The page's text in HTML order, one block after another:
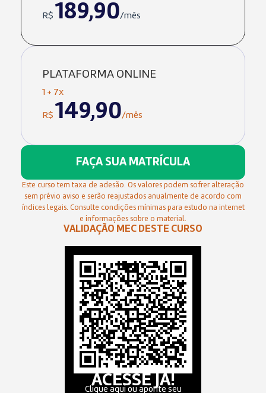
R$ 189,90/mês
PLATAFORMA ONLINE
1 + 7x
R$ 149,90/mês
FAÇA SUA MATRÍCULA
Este curso tem taxa de adesão. Os valores podem sofrer alteração
sem prévio aviso e serão reajustados anualmente de acordo com
índices legais. Consulte condições mínimas para estudo na internet
e informações sobre o material.
VALIDAÇÃO MEC DESTE CURSO
ACESSE JÁ!
Clique aqui ou aponte seu